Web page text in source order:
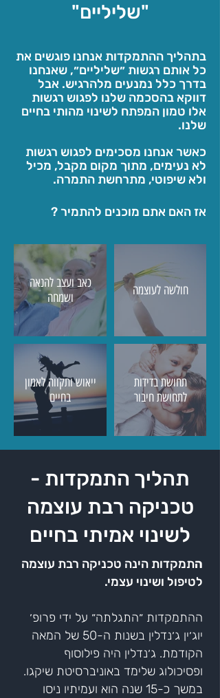
"שליליים"
בתהליך ההתמקדות אנחנו פוגשים את
כל אותם רגשות ״שליליים״, שאנחנו
בדרך כלל נמנעים מלהרגיש. אבל
דווקא בהסכמה שלנו לפגוש רגשות
אלו טמון המפתח לשינוי מהותי בחיים
שלנו.
כאשר אנחנו מסכימים לפגוש רגשות
לא נעימים, מתוך מקום מקבל, מכיל
ולא שיפוטי, מתרחשת התמרה.
אז האם אתם מוכנים להתמיר ?
כאב ועצב להנאה
ושמחה
חולשה לעוצמה
ייאוש ותקווה לאמון
בחיים
תחושת בדידות
לתחושת חיבור
תהליך התמקדות -
טכניקה רבת עוצמה
לשינוי אמיתי בחיים
התמקדות הינה טכניקה רבת עוצמה
לטיפול ושינוי עצמי.
ההתמקדות ״התגלתה״ על ידי פרופ׳
יוג׳ין ג׳נדלין בשנות ה-50 של המאה
הקודמת. ג׳נדלין היה פילוסוף
ופסיכולוג שלימד באוניברסיטת שיקגו.
במשך כ-15 שנה הוא ועמיתיו ניסו